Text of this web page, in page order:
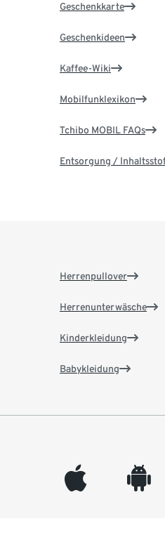
Geschenkkarte
Geschenkideen
Kaffee-Wiki
Mobilfunklexikon
Tchibo MOBIL FAQs
Entsorgung /
Herrenpullover
Herrenunterwäsche
Kinderkleidung
Babykleidung
appleinc android